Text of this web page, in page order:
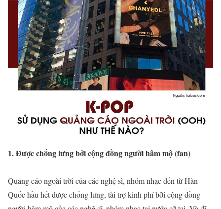
1. Được chống lưng bởi cộng đồng người hâm mộ (fan)
Quảng cáo ngoài trời của các nghệ sĩ, nhóm nhạc đến từ Hàn
Quốc hầu hết được chống lưng, tài trợ kinh phí bởi cộng đồng